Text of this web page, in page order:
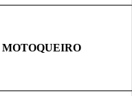
MOTOQUEIRO